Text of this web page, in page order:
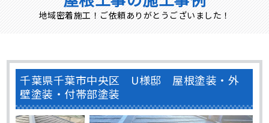
地域密着施工！ご依頼ありがとうございました！
千葉県千葉市中央区 U様邸 屋根塗装・外
壁塗装・付帯部塗装